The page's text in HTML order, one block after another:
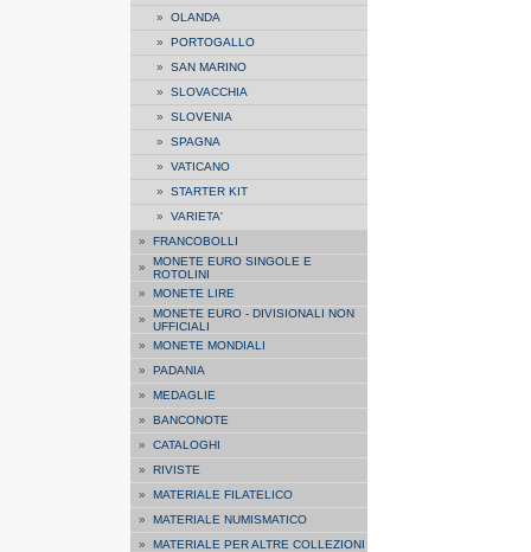
» OLANDA
» PORTOGALLO
» SAN MARINO
» SLOVACCHIA
» SLOVENIA
» SPAGNA
» VATICANO
» STARTER KIT
» VARIETA'
» FRANCOBOLLI
» MONETE EURO SINGOLE E
ROTOLINI
» MONETE LIRE
» MONETE EURO - DIVISIONALI NON
UFFICIALI
» MONETE MONDIALI
» PADANIA
» MEDAGLIE
» BANCONOTE
» CATALOGHI
» RIVISTE
» MATERIALE FILATELICO
» MATERIALE NUMISMATICO
» MATERIALE PER ALTRE COLLEZIONI